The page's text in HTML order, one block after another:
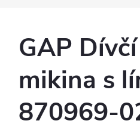
GAP
mikina s
870969-